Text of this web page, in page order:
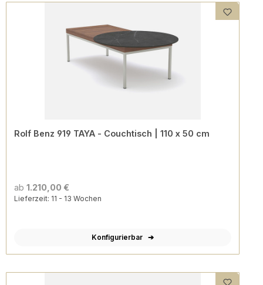
Rolf Benz 919 TAYA - Couchtisch | 110 x 50 cm
ab 1.210,00 €
Lieferzeit: 11 - 13 Wochen
Konfigurierbar